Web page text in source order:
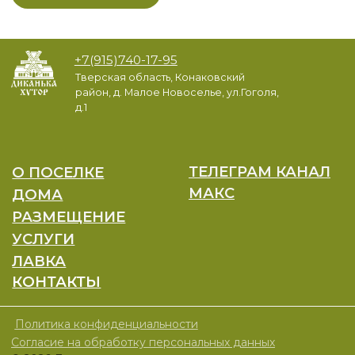
Согласие на обработку персональных данных
© 2026 Диканька